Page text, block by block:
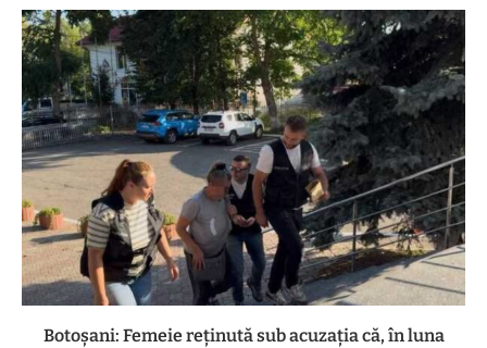
Botoşani: Femeie reţinută sub acuzaţia că, în luna